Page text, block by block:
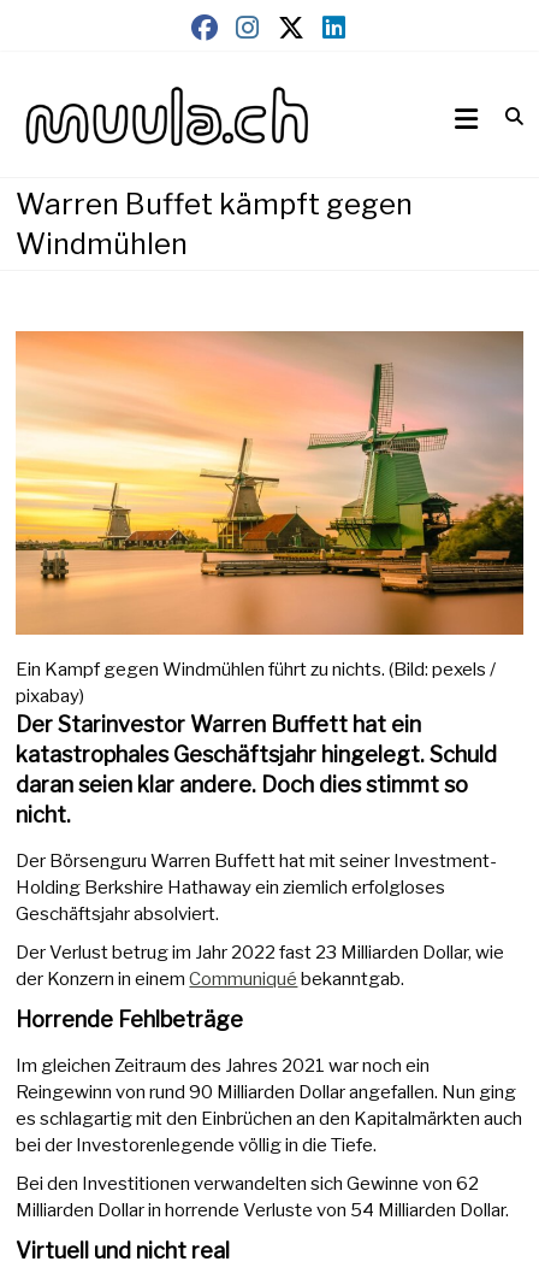
muula.ch
Warren Buffet kämpft gegen
Windmühlen
Ein Kampf gegen Windmühlen führt zu nichts. (Bild: pexels /
pixabay)
Der Starinvestor Warren Buffett hat ein
katastrophales Geschäftsjahr hingelegt. Schuld
daran seien klar andere. Doch dies stimmt so
nicht.
Der Börsenguru Warren Buffett hat mit seiner Investment-
Holding Berkshire Hathaway ein ziemlich erfolgloses
Geschäftsjahr absolviert.
Der Verlust betrug im Jahr 2022 fast 23 Milliarden Dollar, wie
der Konzern in einemCommuniqué bekanntgab.
Horrende Fehlbeträge
Im gleichen Zeitraum des Jahres 2021 war noch ein
Reingewinn von rund 90 Milliarden Dollar angefallen. Nun ging
es schlagartig mit den Einbrüchen an den Kapitalmärkten auch
bei der Investorenlegende völlig in die Tiefe.
Bei den Investitionen verwandelten sich Gewinne von 62
Milliarden Dollar in horrende Verluste von 54 Milliarden Dollar.
Virtuell und nicht real